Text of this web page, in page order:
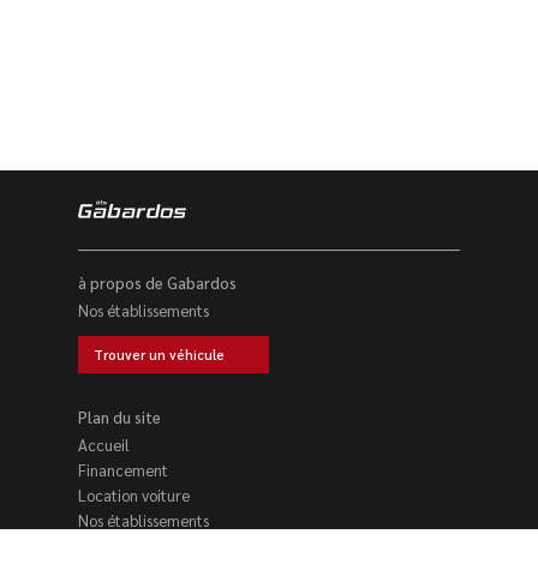
à propos de Gabardos
Nos établissements
Trouver un véhicule
Plan du site
Accueil
Financement
Location voiture
Nos établissements